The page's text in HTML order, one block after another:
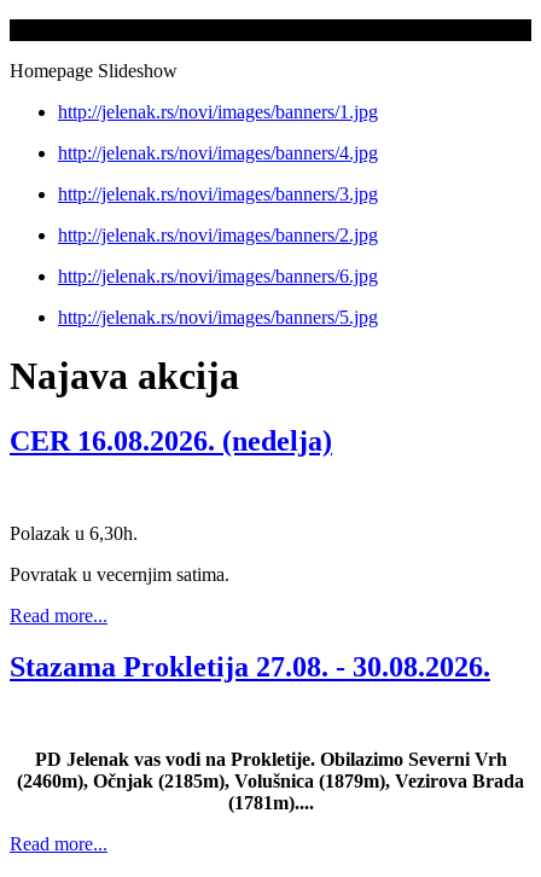
Homepage Slideshow
http://jelenak.rs/novi/images/banners/1.jpg
http://jelenak.rs/novi/images/banners/4.jpg
http://jelenak.rs/novi/images/banners/3.jpg
http://jelenak.rs/novi/images/banners/2.jpg
http://jelenak.rs/novi/images/banners/6.jpg
http://jelenak.rs/novi/images/banners/5.jpg
Najava akcija
CER 16.08.2026. (nedelja)
Polazak u 6,30h.
Povratak u vecernjim satima.
Read more...
Stazama Prokletija 27.08. - 30.08.2026.
PD Jelenak vas vodi na Prokletije. Obilazimo Severni Vrh
(2460m), Očnjak (2185m), Volušnica (1879m), Vezirova Brada
(1781m)....
Read more...